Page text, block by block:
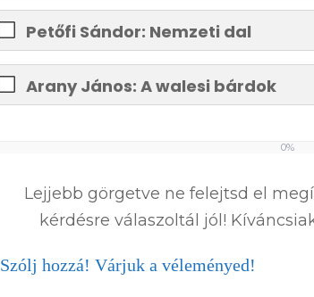
Petőfi Sándor: Nemzeti dal
Arany János: A walesi bárdok
0%
Lejjebb görgetve ne felejtsd el
kérdésre válaszoltál jól!
Szólj hozzá! Várjuk a véleményed!